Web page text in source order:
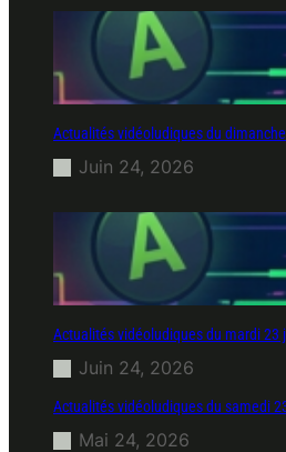
Actualités vidéoludiques du
Juin 24, 2026
Actualités vidéoludiques du mardi 23
Juin 24, 2026
Actualités vidéoludiques du samedi
Mai 24, 2026